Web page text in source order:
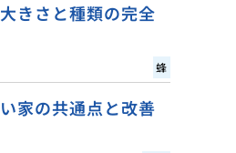
きさと種類の完全
蜂
家の共通点と改善